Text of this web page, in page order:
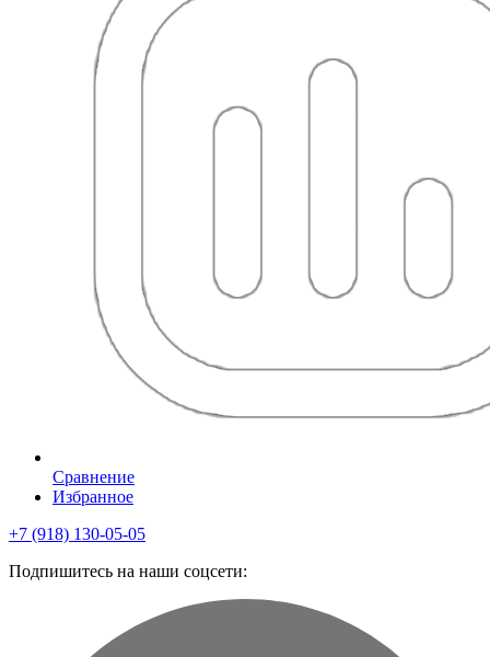
Сравнение
Избранное
+7 (918) 130-05-05
Подпишитесь на наши соцсети: